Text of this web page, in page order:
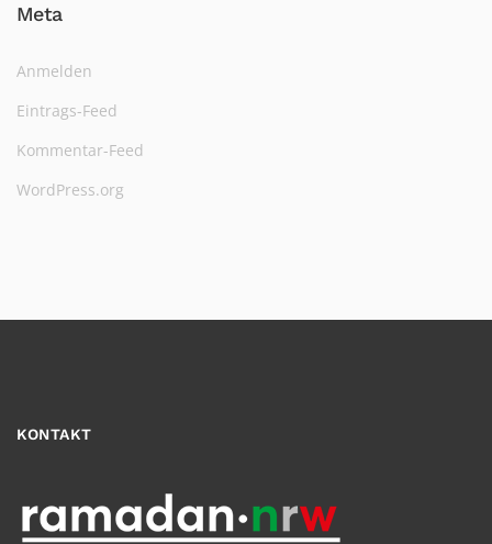
Meta
Anmelden
Eintrags-Feed
Kommentar-Feed
WordPress.org
KONTAKT